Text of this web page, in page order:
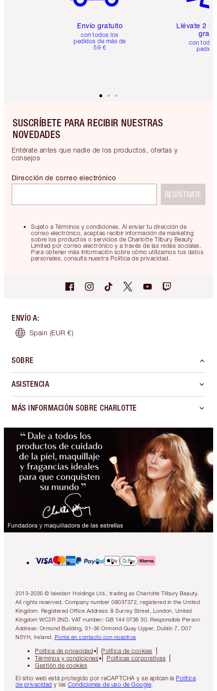
Envío gratuito
con todos los
pedidos de más de
59 €
Llévate 2
gratis
con
SUSCRÍBETE PARA RECIBIR NUESTRAS
NOVEDADES
Entérate antes que nadie de los productos, ofertas y
consejos
Sujeto a Términos y condiciones. Al enviar tu dirección de
correo electrónico, aceptas recibir información de marketing
sobre los productos o servicios de Charlotte Tilbury Beauty
Limited por correo electrónico y a través de las redes sociales.
Para obtener más información sobre cómo utilizamos tus datos
personales, consulta nuestra Política de privacidad.
Dirección de correo electrónico
REGÍSTRATE
ENVÍO A:
Spain (EUR €)
SOBRE
ASISTENCIA
MÁS INFORMACIÓN SOBRE CHARLOTTE
2013-2026 © Islestarr Holdings Ltd., trading as Charlotte Tilbury Beauty.
All rights reserved. Company number 08037372, registered in the United
Kingdom. Registered Office Address: 8 Surrey Street, London, United
Kingdom WC2R 2ND. VAT number: GB 144 0736 30. Responsible Person
Address: Ormond Building, 31-36 Ormond Quay Upper, Dublin 7, D07
N5YH, Ireland. Ponte en contacto con nosotros
Política de privacidad
Política de cookies
Términos y condiciones
Políticas corporativas
Gestión de cookies
El sitio web está protegido por reCAPTCHA y se aplican la Política
de privacidad y las Condiciones de uso de Google.